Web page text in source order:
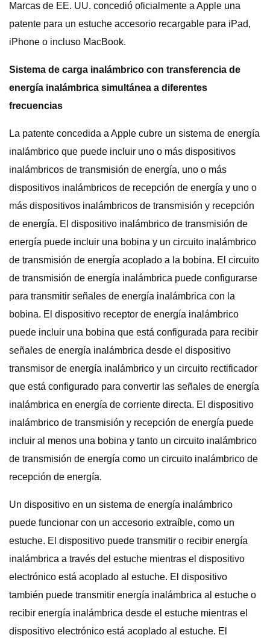
Marcas de EE. UU. concedió oficialmente a Apple una
patente para un estuche accesorio recargable para iPad,
iPhone o incluso MacBook.
Sistema de carga inalámbrico con transferencia de
energía inalámbrica simultánea a diferentes
frecuencias
La patente concedida a Apple cubre un sistema de energía
inalámbrico que puede incluir uno o más dispositivos
inalámbricos de transmisión de energía, uno o más
dispositivos inalámbricos de recepción de energía y uno o
más dispositivos inalámbricos de transmisión y recepción
de energía. El dispositivo inalámbrico de transmisión de
energía puede incluir una bobina y un circuito inalámbrico
de transmisión de energía acoplado a la bobina. El circuito
de transmisión de energía inalámbrica puede configurarse
para transmitir señales de energía inalámbrica con la
bobina. El dispositivo receptor de energía inalámbrico
puede incluir una bobina que está configurada para recibir
señales de energía inalámbrica desde el dispositivo
transmisor de energía inalámbrico y un circuito rectificador
que está configurado para convertir las señales de energía
inalámbrica en energía de corriente directa. El dispositivo
inalámbrico de transmisión y recepción de energía puede
incluir al menos una bobina y tanto un circuito inalámbrico
de transmisión de energía como un circuito inalámbrico de
recepción de energía.
Un dispositivo en un sistema de energía inalámbrico
puede funcionar con un accesorio extraíble, como un
estuche. El dispositivo puede transmitir o recibir energía
inalámbrica a través del estuche mientras el dispositivo
electrónico está acoplado al estuche. El dispositivo
también puede transmitir energía inalámbrica al estuche o
recibir energía inalámbrica desde el estuche mientras el
dispositivo electrónico está acoplado al estuche. El